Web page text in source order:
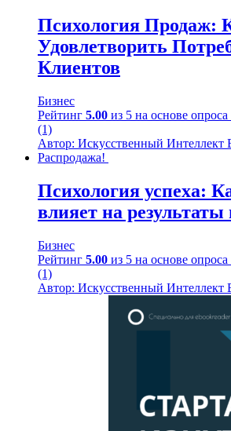
Психология Продаж:
Удовлетворить
Клиентов
Бизнес
Рейтинг 5.00 из 5 на основе опроса
(1)
Автор: Искусственный Интеллект
Распродажа!
Психология успеха:
влияет на результаты
Бизнес
Рейтинг 5.00 из 5 на основе опроса
(1)
Автор: Искусственный Интеллект